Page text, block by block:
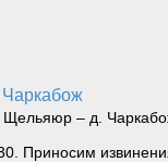
Чаркабож
– д.
Приносим